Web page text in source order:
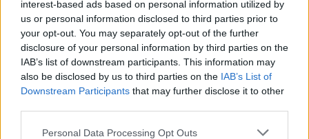
interest-based ads based on personal information utilized by
us or personal information disclosed to third parties prior to
your opt-out. You may separately opt-out of the further
disclosure of your personal information by third parties on the
IAB’s list of downstream participants. This information may
also be disclosed by us to third parties on the IAB’s List of
Downstream Participants that may further disclose it to other
Personal Data Processing Opt Outs
e-cars.hu
Elektromosan közlekedsz, vagy a váltáson töprengsz?
Érdekelnek a legfrissebb hírek az e-autók világából, vagy
foglalkoztatnak a legújabb fejlesztések az elektromosság és a
fenntarthatóság területén? Akkor jó helyen jársz!